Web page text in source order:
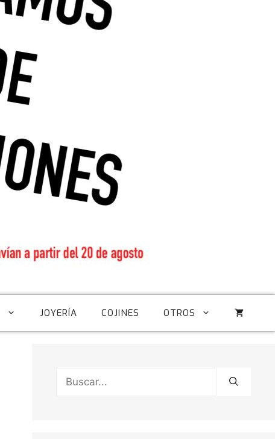
JOYERÍA COJINES OTROS
Buscar: